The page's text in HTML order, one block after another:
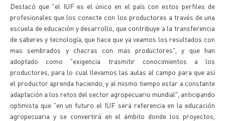
Destacó que "el IUF es el único en el país con estos perfiles de
profesionales que los conecte con los productores a través de una
escuela de educación y desarrollo, que contribuye a la transferencia
de saberes y tecnología, que hace que ya veamos los resultados con
mas sembrados y chacras con mas productores", y que han
adoptado como "exigencia trasmitir conocimientos a los
productores, para lo cual llevamos las aulas al campo para que así
el productor aprenda haciendo, y al mismo tiempo estar a constante
adaptación a los retos del sector agropecuario mundial", anticipando
optimista que "en un futuro el IUF será referencia en la educación
agropecuaria y se convertirá en el ámbito donde los proyectos,